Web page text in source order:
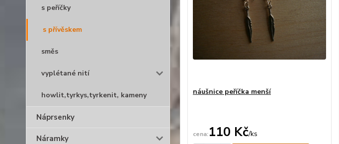
s peříčky
s přívěskem
směs
vyplétané nití
howlit,tyrkys,tyrkenit, kameny
Náprsenky
Náramky
náušnice peříčka menší
110 Kč/ks